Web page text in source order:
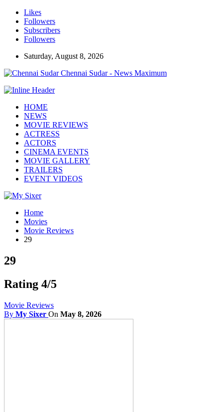
Likes
Followers
Subscribers
Followers
Saturday, August 8, 2026
Chennai Sudar - News Maximum
HOME
NEWS
MOVIE REVIEWS
ACTRESS
ACTORS
CINEMA EVENTS
MOVIE GALLERY
TRAILERS
EVENT VIDEOS
Home
Movies
Movie Reviews
29
29
Rating 4/5
Movie Reviews
By My Sixer On May 8, 2026